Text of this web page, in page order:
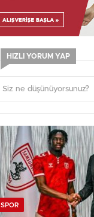
HIZLI YORUM YAP
SPOR